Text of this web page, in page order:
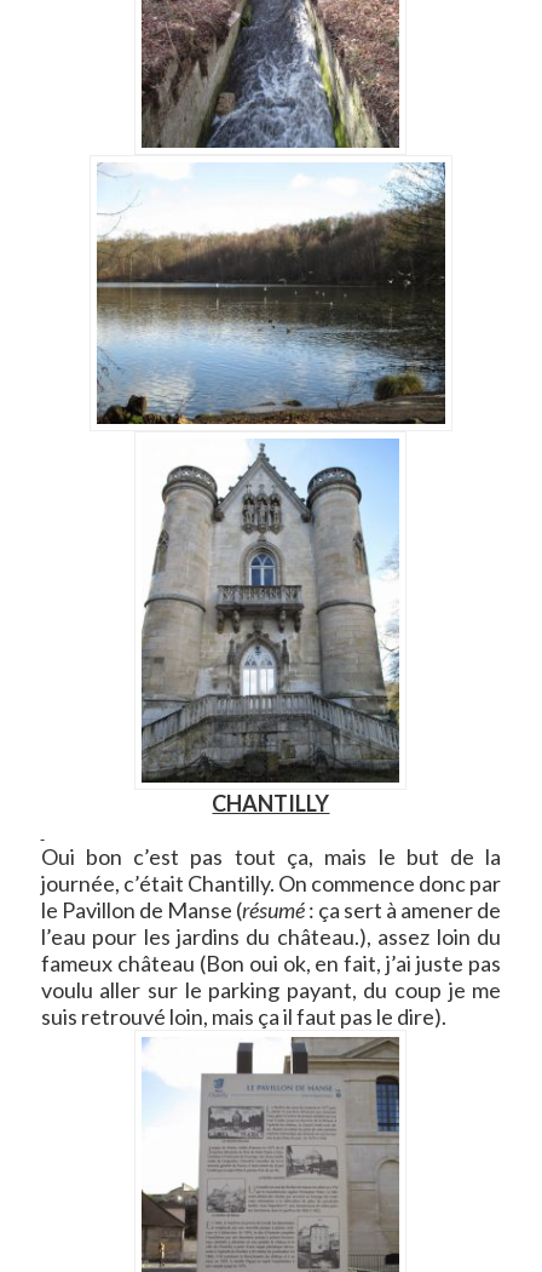
CHANTILLY
Oui bon c’est pas tout ça, mais le but de la
journée, c’était Chantilly. On commence donc par
le Pavillon de Manse (résumé: ça sert à amener de
l’eau pour les jardins du château.), assez loin du
fameux château (Bon oui ok, en fait, j’ai juste pas
voulu aller sur le parking payant, du coup je me
suis retrouvé loin, mais ça il faut pas le dire).